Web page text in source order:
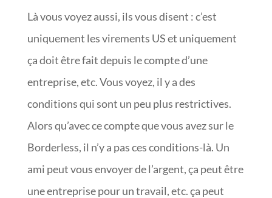
Là vous voyez aussi, ils vous disent : c’est
uniquement les virements US et uniquement
ça doit être fait depuis le compte d’une
entreprise, etc. Vous voyez, il y a des
conditions qui sont un peu plus restrictives.
Alors qu’avec ce compte que vous avez sur le
Borderless, il n’y a pas ces conditions-là. Un
ami peut vous envoyer de l’argent, ça peut être
une entreprise pour un travail, etc. ça peut